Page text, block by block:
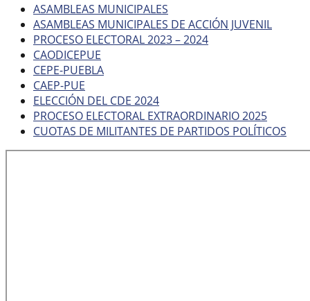
ASAMBLEAS MUNICIPALES
ASAMBLEAS MUNICIPALES DE ACCIÓN JUVENIL
PROCESO ELECTORAL 2023 – 2024
CAODICEPUE
CEPE-PUEBLA
CAEP-PUE
ELECCIÓN DEL CDE 2024
PROCESO ELECTORAL EXTRAORDINARIO 2025
CUOTAS DE MILITANTES DE PARTIDOS POLÍTICOS